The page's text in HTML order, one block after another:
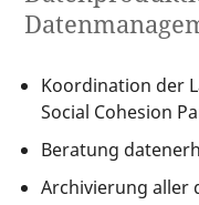
Koordination der
Social Cohesion
Beratung
Archivierung aller